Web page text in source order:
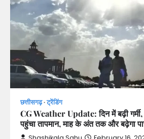
छत्तीसगढ़ ट्रेंडिंग
CG Weather Update: दिन में बढ़ी गर्मी,
पहुंचा तापमान, माह के अंत तक और बढ़ेगा